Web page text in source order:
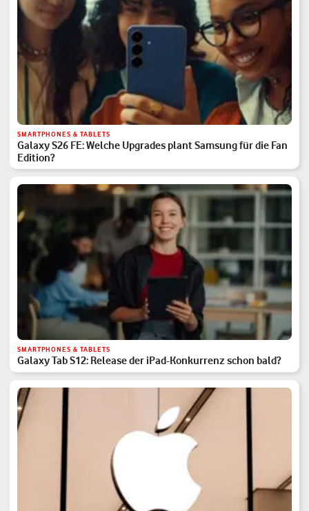
SMARTPHONES & TABLETS
Galaxy S26 FE: Welche Upgrades plant Samsung für die Fan
Edition?
SMARTPHONES & TABLETS
Galaxy Tab S12: Release der iPad-Konkurrenz schon bald?